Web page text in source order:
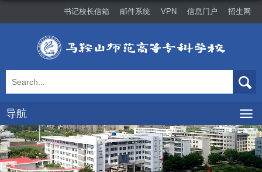
书记校长信箱 邮件系统 VPN 信息门户 招生网
导航